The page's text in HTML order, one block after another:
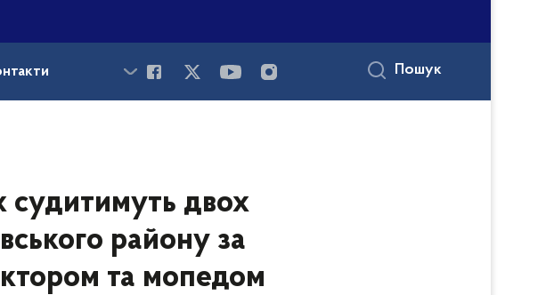
Пошук
судитимуть двох
району за
та мопедом